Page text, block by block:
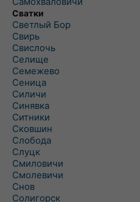
Сватки
Светлый Бор
Свирь
Свислочь
Селище
Семежево
Сеница
Силичи
Синявка
Ситники
Сковшин
Слобода
Слуцк
Смиловичи
Смолевичи
Снов
Солигорск